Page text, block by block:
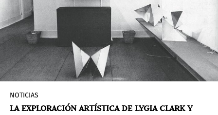
NOTICIAS
LA EXPLORACIÓN ARTÍSTICA DE LYGIA CLARK Y